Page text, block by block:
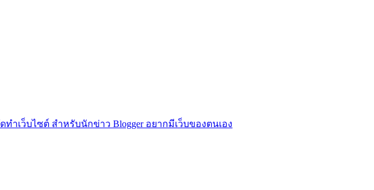
ำเว็บไซต์ สำหรับนักข่าว Blogger อยากมีเว็บของตนเอง